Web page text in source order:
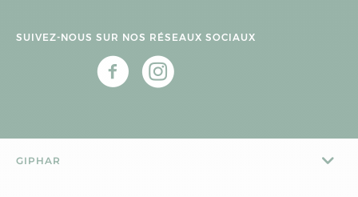
SUIVEZ-NOUS SUR NOS RÉSEAUX SOCIAUX
GIPHAR